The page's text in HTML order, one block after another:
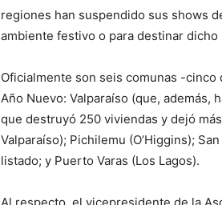
regiones han suspendido sus shows
ambiente festivo o para destinar
Oficialmente son seis comunas -
Año Nuevo: Valparaíso (que,
que destruyó 250 viviendas y dejó
Valparaíso); Pichilemu (O’Higgins);
listado; y Puerto Varas (Los Lagos).